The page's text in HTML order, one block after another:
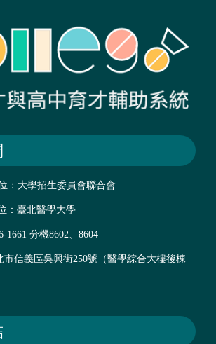
：大學招生委員會聯合會
：臺北醫學大學
1661 分機8602、8604
市信義區吳興街250號（醫學綜合大樓後棟